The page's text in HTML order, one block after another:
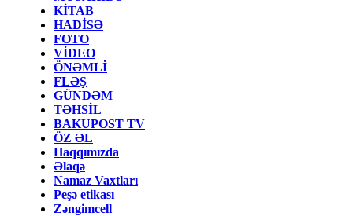
KİTAB
HADİSƏ
FOTO
VİDEO
ÖNƏMLİ
FLƏŞ
GÜNDƏM
TƏHSİL
BAKUPOST TV
ÖZ ƏL
Haqqımızda
Əlaqə
Namaz Vaxtları
Peşə etikası
Zəngimcell